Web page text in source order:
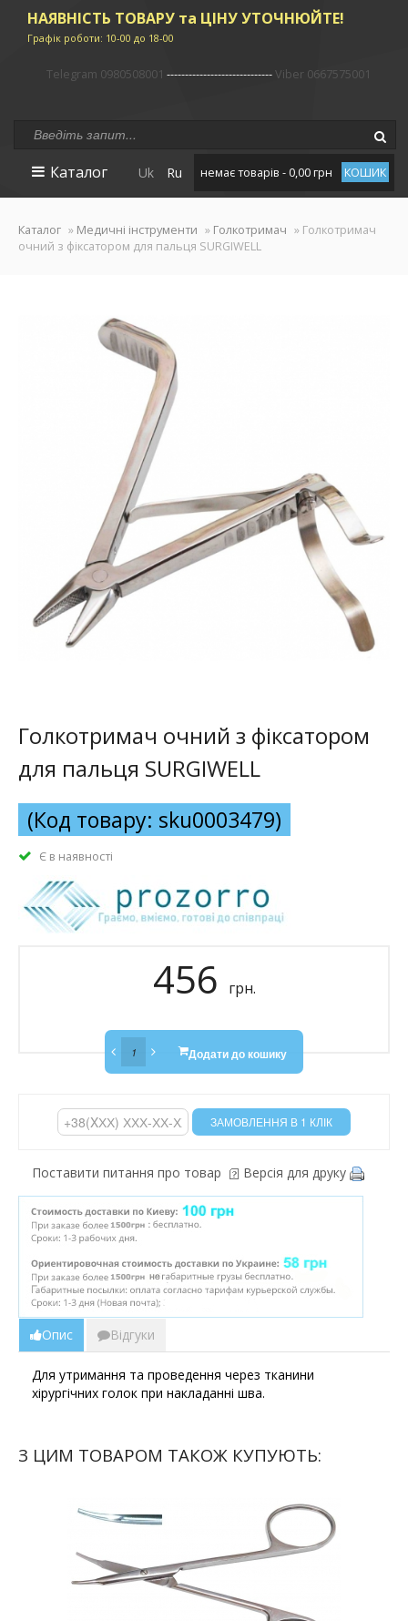
НАЯВНІСТЬ ТОВАРУ та ЦІНУ УТОЧНЮЙТЕ!
Графік роботи: 10-00 до 18-00
Telegram 0980508001 -----------------------------Viber 0667575001
Uk Ru немає товарів - 0,00 грн КОШИК
Каталог
Каталог » Медичні інструменти » Голкотримач » Голкотримач
очний з фіксатором для пальця SURGIWELL
Голкотримач очний з фіксатором
для пальця SURGIWELL
(Код товару: sku0003479)
Є в наявності
456 грн.
Додати до кошику
Поставити питання про товар Версія для друку
Опис Відгуки
Для утримання та проведення через тканини
хірургічних голок при накладанні шва.
З ЦИМ ТОВАРОМ ТАКОЖ КУПУЮТЬ: